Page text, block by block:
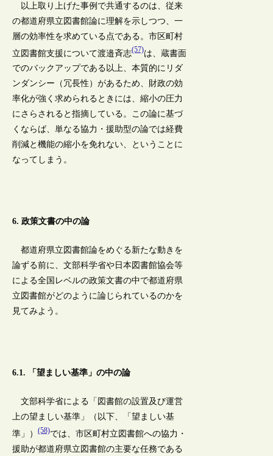
以上取り上げた事例で共通するのは、従来
の都道府県立図書館論に理解を示しつつ、一
層の効率性を求めている点である。市区町村
立図書館支援について渡邉斉志(57)は、蔵書面
でのバックアップである以上、本質的にリダ
ンダンシー（冗長性）があるため、財政の効
率化が強く求められるときには、縮小の圧力
にさらされると指摘している。この論に基づ
くならば、単なる協力・援助型の論では経費
削減と機能の縮小を免れない、ということに
なってしまう。
6. 政策文書の中の論
都道府県立図書館論をめぐる新たな動きを
論ずる前に、文部科学省や日本図書館協会等
による全国レベルの政策文書の中で都道府県
立図書館がどのように論じられているのかを
見てみよう。
6.1. 「望ましい基準」の中の論
文部科学省による「図書館の設置及び運営
上の望ましい基準」（以下、「望ましい基
準」）(58)では、市区町村立図書館への協力・
援助が都道府県立図書館の主要な任務である